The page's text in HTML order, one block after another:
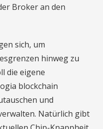
Broker an den
sich, um
hinweg zu
die eigene
blockchain
und
Natürlich gibt